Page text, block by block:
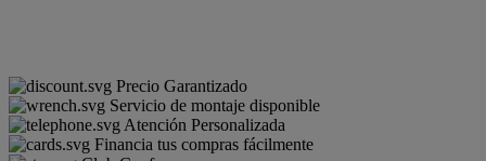
Precio Garantizado
Servicio de montaje disponible
Atención Personalizada
Financia tus compras fácilmente